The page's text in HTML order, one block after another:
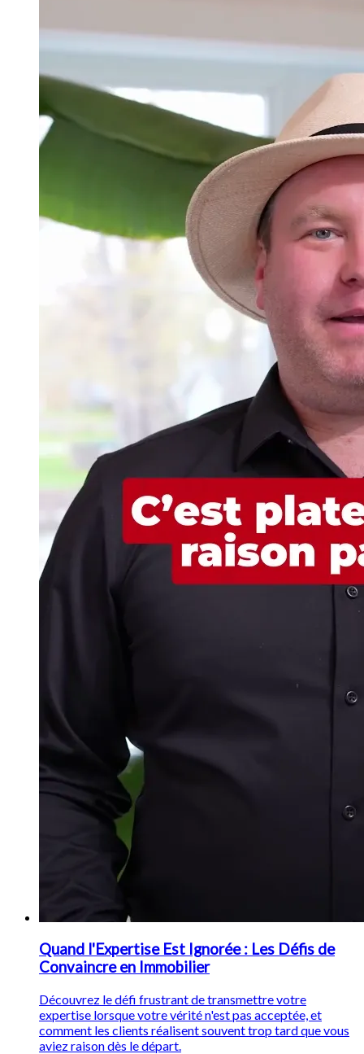
Quand l'Expertise Est Ignorée : Les Défis de
Convaincre en Immobilier
Découvrez le défi frustrant de transmettre votre
expertise lorsque votre vérité n'est pas acceptée, et
comment les clients réalisent souvent trop tard que vous
aviez raison dès le départ.